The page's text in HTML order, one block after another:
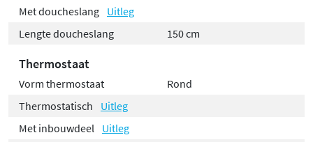
Met doucheslang Uitleg
Lengte doucheslang
150 cm
Thermostaat
Vorm thermostaat
Rond
Thermostatisch
Uitleg
Met inbouwdeel
Uitleg